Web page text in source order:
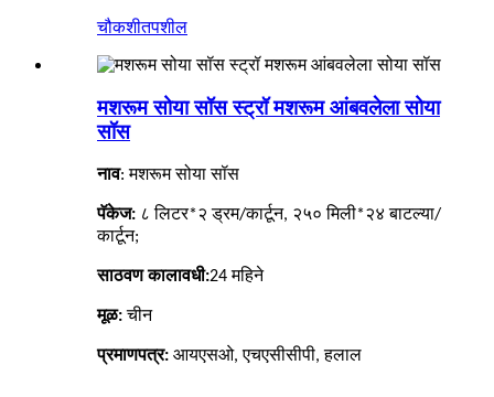
चौकशीतपशील
मशरूम सोया सॉस स्ट्रॉ मशरूम आंबवलेला सोया
सॉस
नाव:मशरूम सोया सॉस
पॅकेज: ८ लिटर*२ ड्रम/कार्टून, २५० मिली*२४ बाटल्या/
कार्टून;
साठवण कालावधी:24 महिने
मूळ: चीन
प्रमाणपत्र: आयएसओ, एचएसीसीपी, हलाल